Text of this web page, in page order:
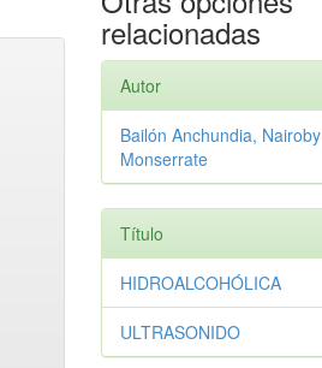
relacionadas
Autor
Bailón Anchundia, Nairoby
Monserrate
Título
HIDROALCOHÓLICA
ULTRASONIDO